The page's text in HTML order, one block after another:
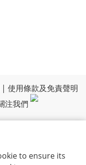
to ensure its
| 使用條款及免責聲明
注我們